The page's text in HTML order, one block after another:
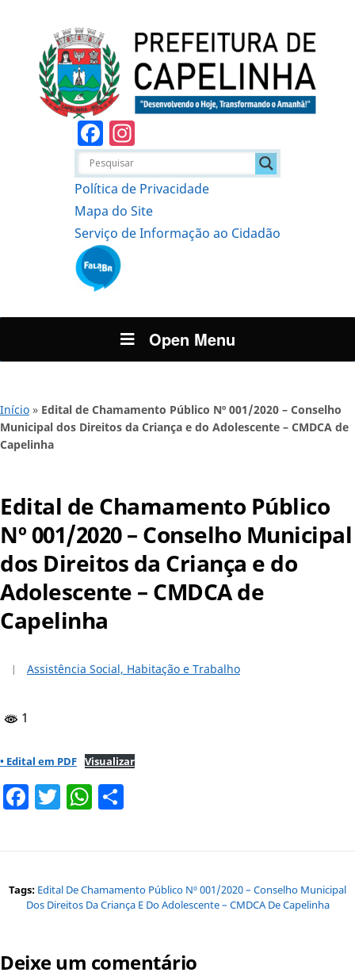
Facebook
Política de Privacidade
Mapa do Site
Serviço de Informação ao Cidadão
Open Menu
Início » Edital de Chamamento Público Nº 001/2020 – Conselho
Municipal dos Direitos da Criança e do Adolescente – CMDCA de
Capelinha
Edital de Chamamento Público
Nº 001/2020 – Conselho Municipal
dos Direitos da Criança e do
Adolescente – CMDCA de
Capelinha
Assistência Social, Habitação e Trabalho
1
• Edital em PDF Visualizar
Facebook
TwitterWhatsApp
Tags: Edital De Chamamento Público Nº 001/2020 – Conselho Municipal
Dos Direitos Da Criança E Do Adolescente – CMDCA De Capelinha
Deixe um comentário